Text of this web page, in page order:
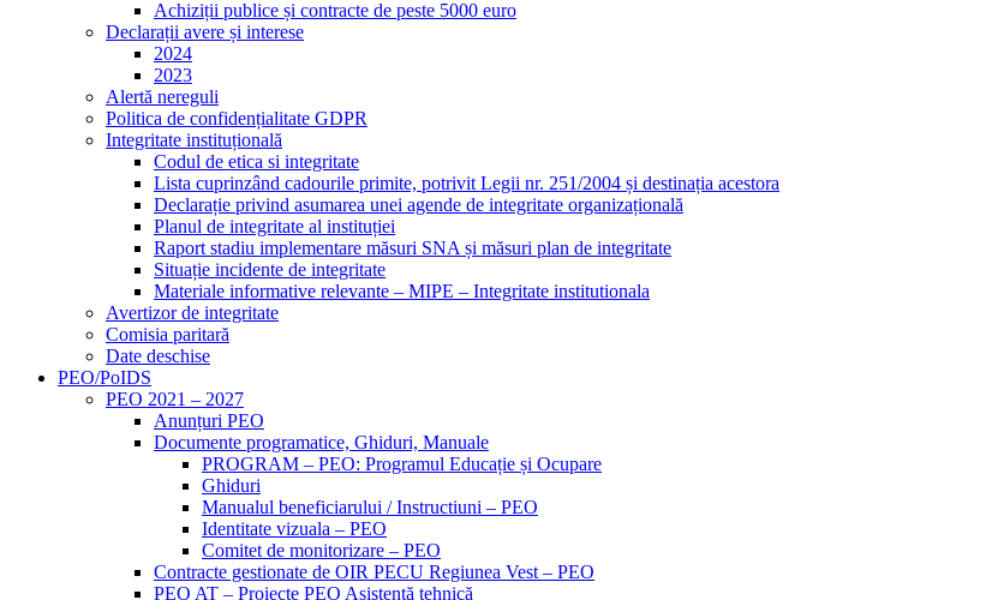
Achiziții publice și contracte de peste 5000 euro
Declarații avere și interese
2024
2023
Alertă nereguli
Politica de confidențialitate GDPR
Integritate instituțională
Codul de etica si integritate
Lista cuprinzând cadourile primite, potrivit Legii nr. 251/2004 și destinația acestora
Declarație privind asumarea unei agende de integritate organizațională
Planul de integritate al instituției
Raport stadiu implementare măsuri SNA și măsuri plan de integritate
Situație incidente de integritate
Materiale informative relevante – MIPE – Integritate institutionala
Avertizor de integritate
Comisia paritară
Date deschise
PEO/PoIDS
PEO 2021 – 2027
Anunțuri PEO
Documente programatice, Ghiduri, Manuale
PROGRAM – PEO: Programul Educație și Ocupare
Ghiduri
Manualul beneficiarului / Instructiuni – PEO
Identitate vizuala – PEO
Comitet de monitorizare – PEO
Contracte gestionate de OIR PECU Regiunea Vest – PEO
PEO AT – Proiecte PEO Asistență tehnică